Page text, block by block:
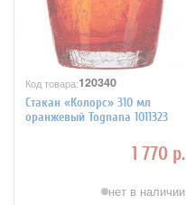
Код товара:120340
Стакан «Колорс» 310 мл
оранжевый Tognana 1011323
1 770 р.
нет в наличии